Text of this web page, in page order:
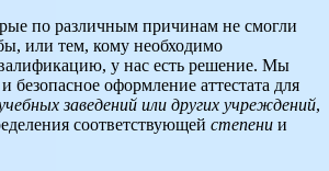
по различным причинам не смогли
или тем, кому необходимо
у нас есть решение. Мы
безопасное оформление аттестата для
заведений или других учреждений,
соответствующей степени и